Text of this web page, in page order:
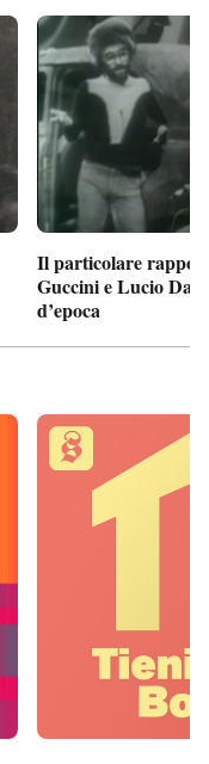
Il particolare
Guccini e Lucio
d’epoca